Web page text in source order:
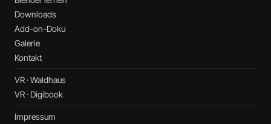
Downloads
Add-on-Doku
Galerie
Kontakt
VR · Waldhaus
VR · Digibook
Impressum